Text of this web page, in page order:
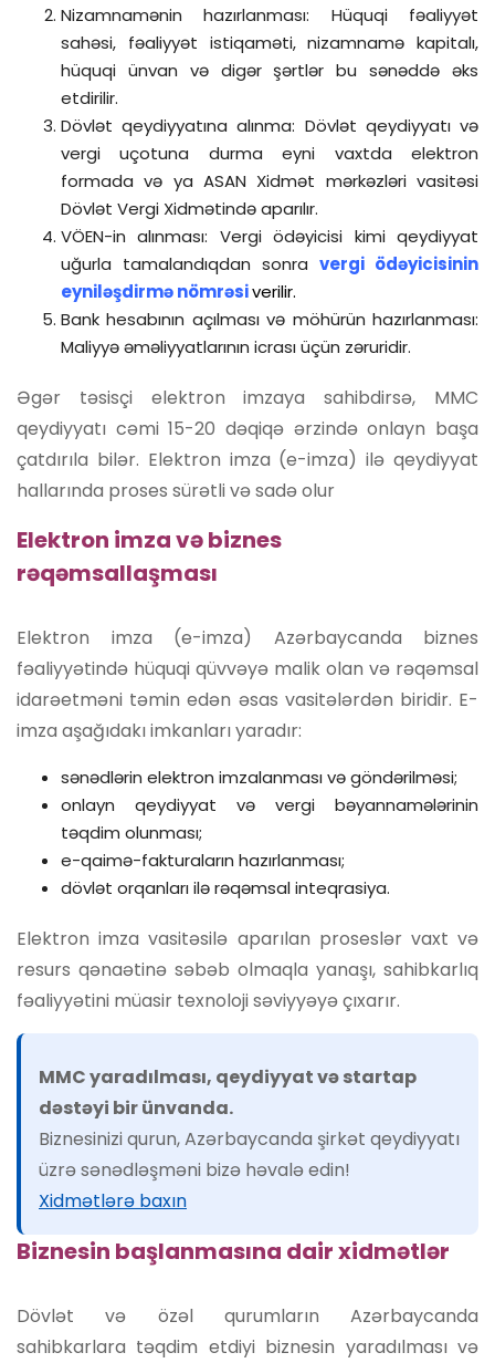
Nizamnamənin hazırlanması: Hüquqi fəaliyyət
sahəsi, fəaliyyət istiqaməti, nizamnamə kapitalı,
hüquqi ünvan və digər şərtlər bu sənəddə əks
etdirilir.
Dövlət qeydiyyatına alınma: Dövlət qeydiyyatı və
vergi uçotuna durma eyni vaxtda elektron
formada və ya ASAN Xidmət mərkəzləri vasitəsi
Dövlət Vergi Xidmətində aparılır.
VÖEN-in alınması: Vergi ödəyicisi kimi qeydiyyat
uğurla tamalandıqdan sonra vergi ödəyicisinin
eyniləşdirmə nömrəsiverilir.
Bank hesabının açılması və möhürün hazırlanması:
Maliyyə əməliyyatlarının icrası üçün zəruridir.
Əgər təsisçi elektron imzaya sahibdirsə, MMC
qeydiyyatı cəmi 15-20 dəqiqə ərzində onlayn başa
çatdırıla bilər. Elektron imza (e-imza) ilə qeydiyyat
hallarında proses sürətli və sadə olur
Elektron imza və biznes
rəqəmsallaşması
Elektron imza (e-imza) Azərbaycanda biznes
fəaliyyətində hüquqi qüvvəyə malik olan və rəqəmsal
idarəetməni təmin edən əsas vasitələrdən biridir. E-
imza aşağıdakı imkanları yaradır:
sənədlərin elektron imzalanması və göndərilməsi;
onlayn qeydiyyat və vergi bəyannamələrinin
təqdim olunması;
e-qaimə-fakturaların hazırlanması;
dövlət orqanları ilə rəqəmsal inteqrasiya.
Elektron imza vasitəsilə aparılan proseslər vaxt və
resurs qənaətinə səbəb olmaqla yanaşı, sahibkarlıq
fəaliyyətini müasir texnoloji səviyyəyə çıxarır.
MMC yaradılması, qeydiyyat və startap
dəstəyi bir ünvanda.
Biznesinizi qurun, Azərbaycanda şirkət qeydiyyatı
üzrə sənədləşməni bizə həvalə edin!
Xidmətlərə baxın
Biznesin başlanmasına dair xidmətlər
Dövlət və özəl qurumların Azərbaycanda
sahibkarlara təqdim etdiyi biznesin yaradılması və